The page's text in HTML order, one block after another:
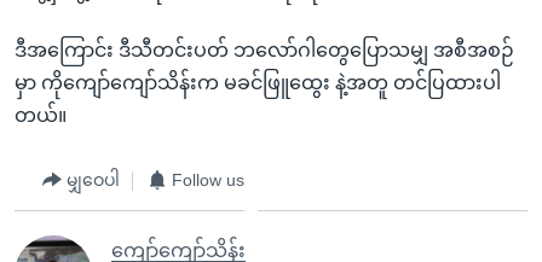
ဒီအကြောင်း ဒီသီတင်းပတ် ဘလော်ဂါတွေပြောသမျှ အစီအစဉ်
မှာ ကိုကျော်ကျော်သိန်းက မခင်ဖြူထွေး နဲ့အတူ တင်ပြထားပါ
တယ်။
မျှဝေပါ Follow us
ကျော်ကျော်သိန်း